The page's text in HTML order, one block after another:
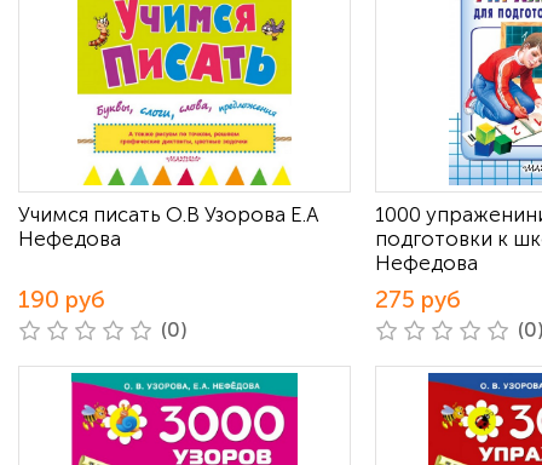
Учимся писать О.В Узорова Е.А
Нефедова
190 руб
(0)
1000
подготовки к
Нефедова
275 руб